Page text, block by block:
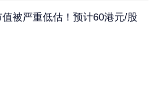
被严重低估！预计60港元/股